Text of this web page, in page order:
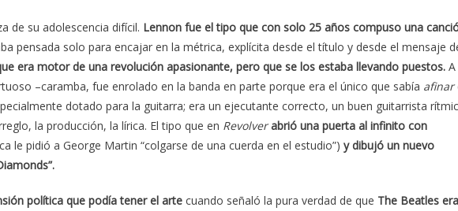
de su adolescencia difícil. Lennon fue el tipo que con solo 25 años compuso una
pensada solo para encajar en la métrica, explícita desde el título y desde el mensaje
era motor de una revolución apasionante, pero que se los estaba llevando puestos. A
–caramba, fue enrolado en la banda en parte porque era el único que sabía afinar
dotado para la guitarra; era un ejecutante correcto, un buen guitarrista
la producción, la lírica. El tipo que en Revolver abrió una puerta al infinito con
le pidió a George Martin “colgarse de una cuerda en el estudio”) y dibujó un nuevo
política que podía tener el arte cuando señaló la pura verdad de que The Beatles